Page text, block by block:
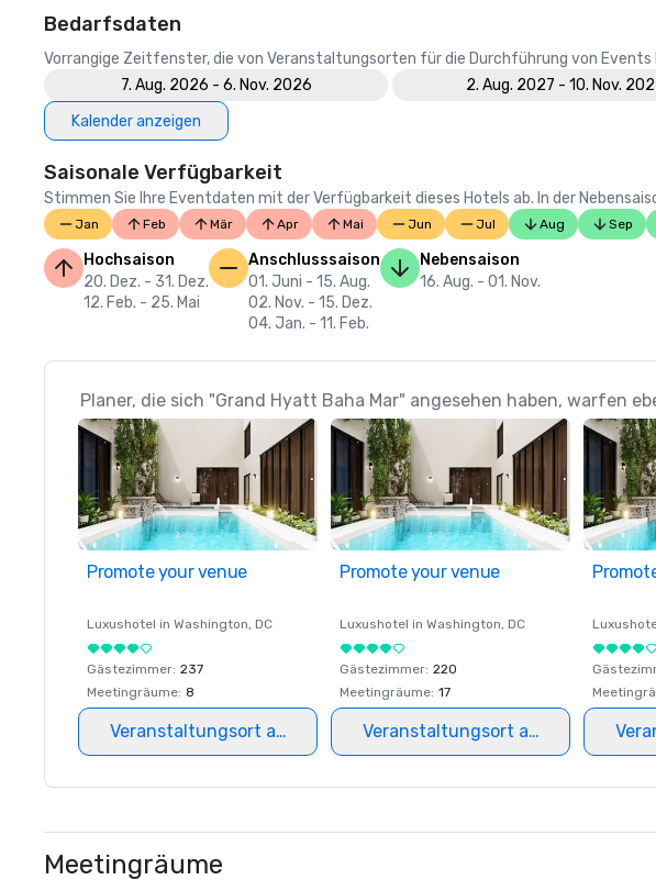
Bedarfsdaten
Vorrangige Zeitfenster, die von Veranstaltungsorten für die Durchführung von
7. Aug. 2026 - 6. Nov. 2026
2. Aug. 2027 - 10. Nov.
Kalender anzeigen
Saisonale Verfügbarkeit
Stimmen Sie Ihre Eventdaten mit der Verfügbarkeit dieses Hotels ab. In der
Jan Feb Mär Apr Mai Jun Jul Aug Sep
Hochsaison
20. Dez. - 31. Dez.
12. Feb. - 25. Mai
Anschlusssaison
01. Juni - 15. Aug.
02. Nov. - 15. Dez.
04. Jan. - 11. Feb.
Nebensaison
16. Aug. - 01. Nov.
Planer, die sich "Grand Hyatt Baha Mar" angesehen haben, warfen
Promote your venue
Luxushotel in Washington, DC
Gästezimmer: 237
Meetingräume: 8
Veranstaltungsort auswählen
Promote your venue
Luxushotel in Washington, DC
Gästezimmer: 220
Meetingräume: 17
Veranstaltungsort auswählen
Meetingräume